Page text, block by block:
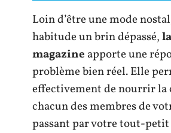
Loin d’être une mode
habitude un brin dépassé,
magazine apporte une
problème bien réel. Elle
effectivement de nourrir la
chacun des membres de
passant par votre tout-